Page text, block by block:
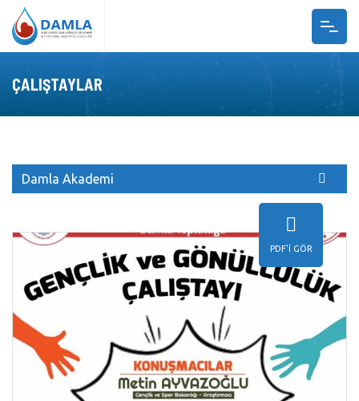
ANASAYFA
PROJELER
UDG RADYO
BIZE ULAŞIN
GÖNÜLLÜ OL
TR EN
ÇALIŞTAYLAR
PDF'I GÖR
Damla Akademi